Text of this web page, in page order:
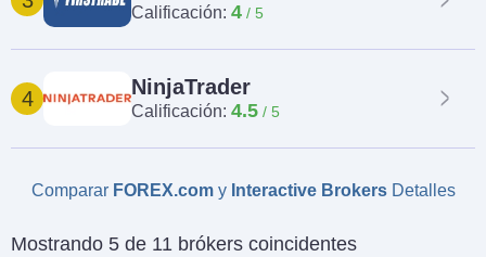
Calificación: 4
4 NinjaTrader
Calificación: 4.5
Comparar FOREX.comy Interactive BrokersDetalles
Mostrando 5 de 11 brókers coincidentes